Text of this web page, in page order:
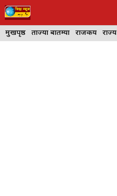
Skip
to
content
मुखपृष्ठ ताज्या बातम्या राजकीय राज्य